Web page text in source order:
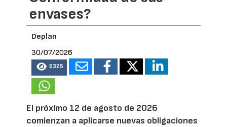
envases?
Deplan
30/07/2026
6325
El próximo 12 de agosto de 2026
comienzan a aplicarse nuevas obligaciones